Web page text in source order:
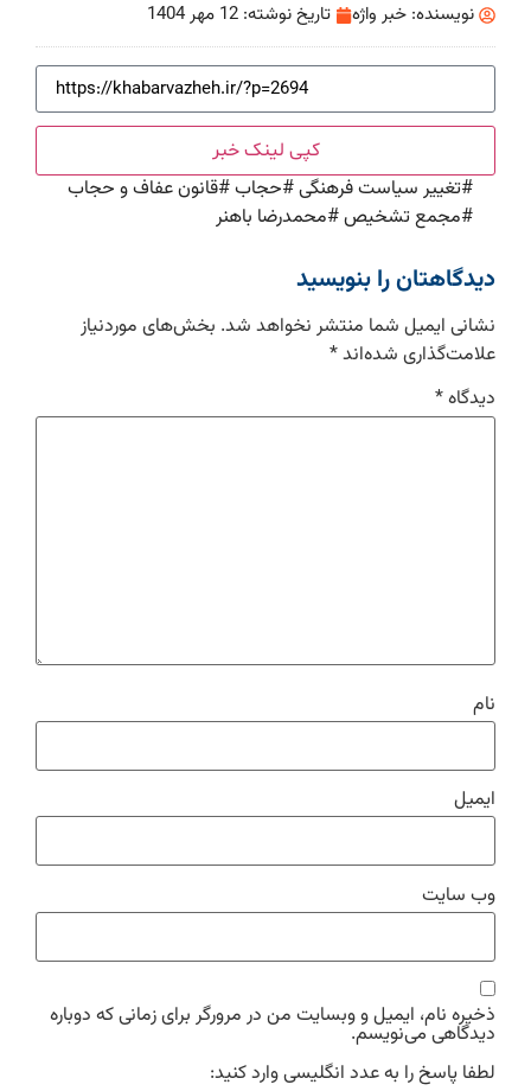
نویسنده: خبر واژه تاریخ نوشته: 12 مهر 1404
کپی لینک خبر
#تغییر سیاست فرهنگی#حجاب#قانون عفاف و حجاب
#مجمع تشخیص#محمدرضا باهنر
دیدگاهتان را بنویسید
نشانی ایمیل شما منتشر نخواهد شد. بخش‌های موردنیاز
علامت‌گذاری شده‌اند*
دیدگاه*
نام
ایمیل
وب‌ سایت
ذخیره نام، ایمیل و وبسایت من در مرورگر برای زمانی که دوباره
دیدگاهی می‌نویسم.
لطفا پاسخ را به عدد انگلیسی وارد کنید: